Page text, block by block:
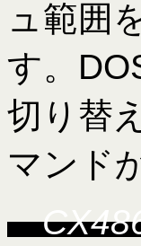
ュ範囲
す。
切り替
マンド